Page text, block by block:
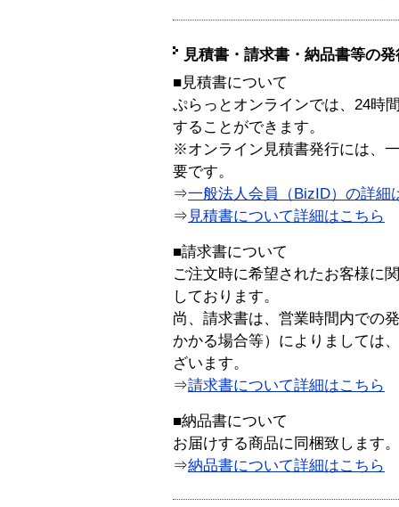
見積書・請求書・納品書等の
■見積書について
ぷらっとオンラインでは、24時
することができます。
※オンライン見積書発行には、
要です。
⇒一般法人会員（BizID）の詳細
⇒ 見積書について詳細はこちら
■請求書について
ご注文時に希望されたお客様に
しております。
尚、請求書は、営業時間内での
かかる場合等）によりましては
ざいます。
⇒請求書について詳細はこちら
■納品書について
お届けする商品に同梱致します。
⇒納品書について詳細はこちら